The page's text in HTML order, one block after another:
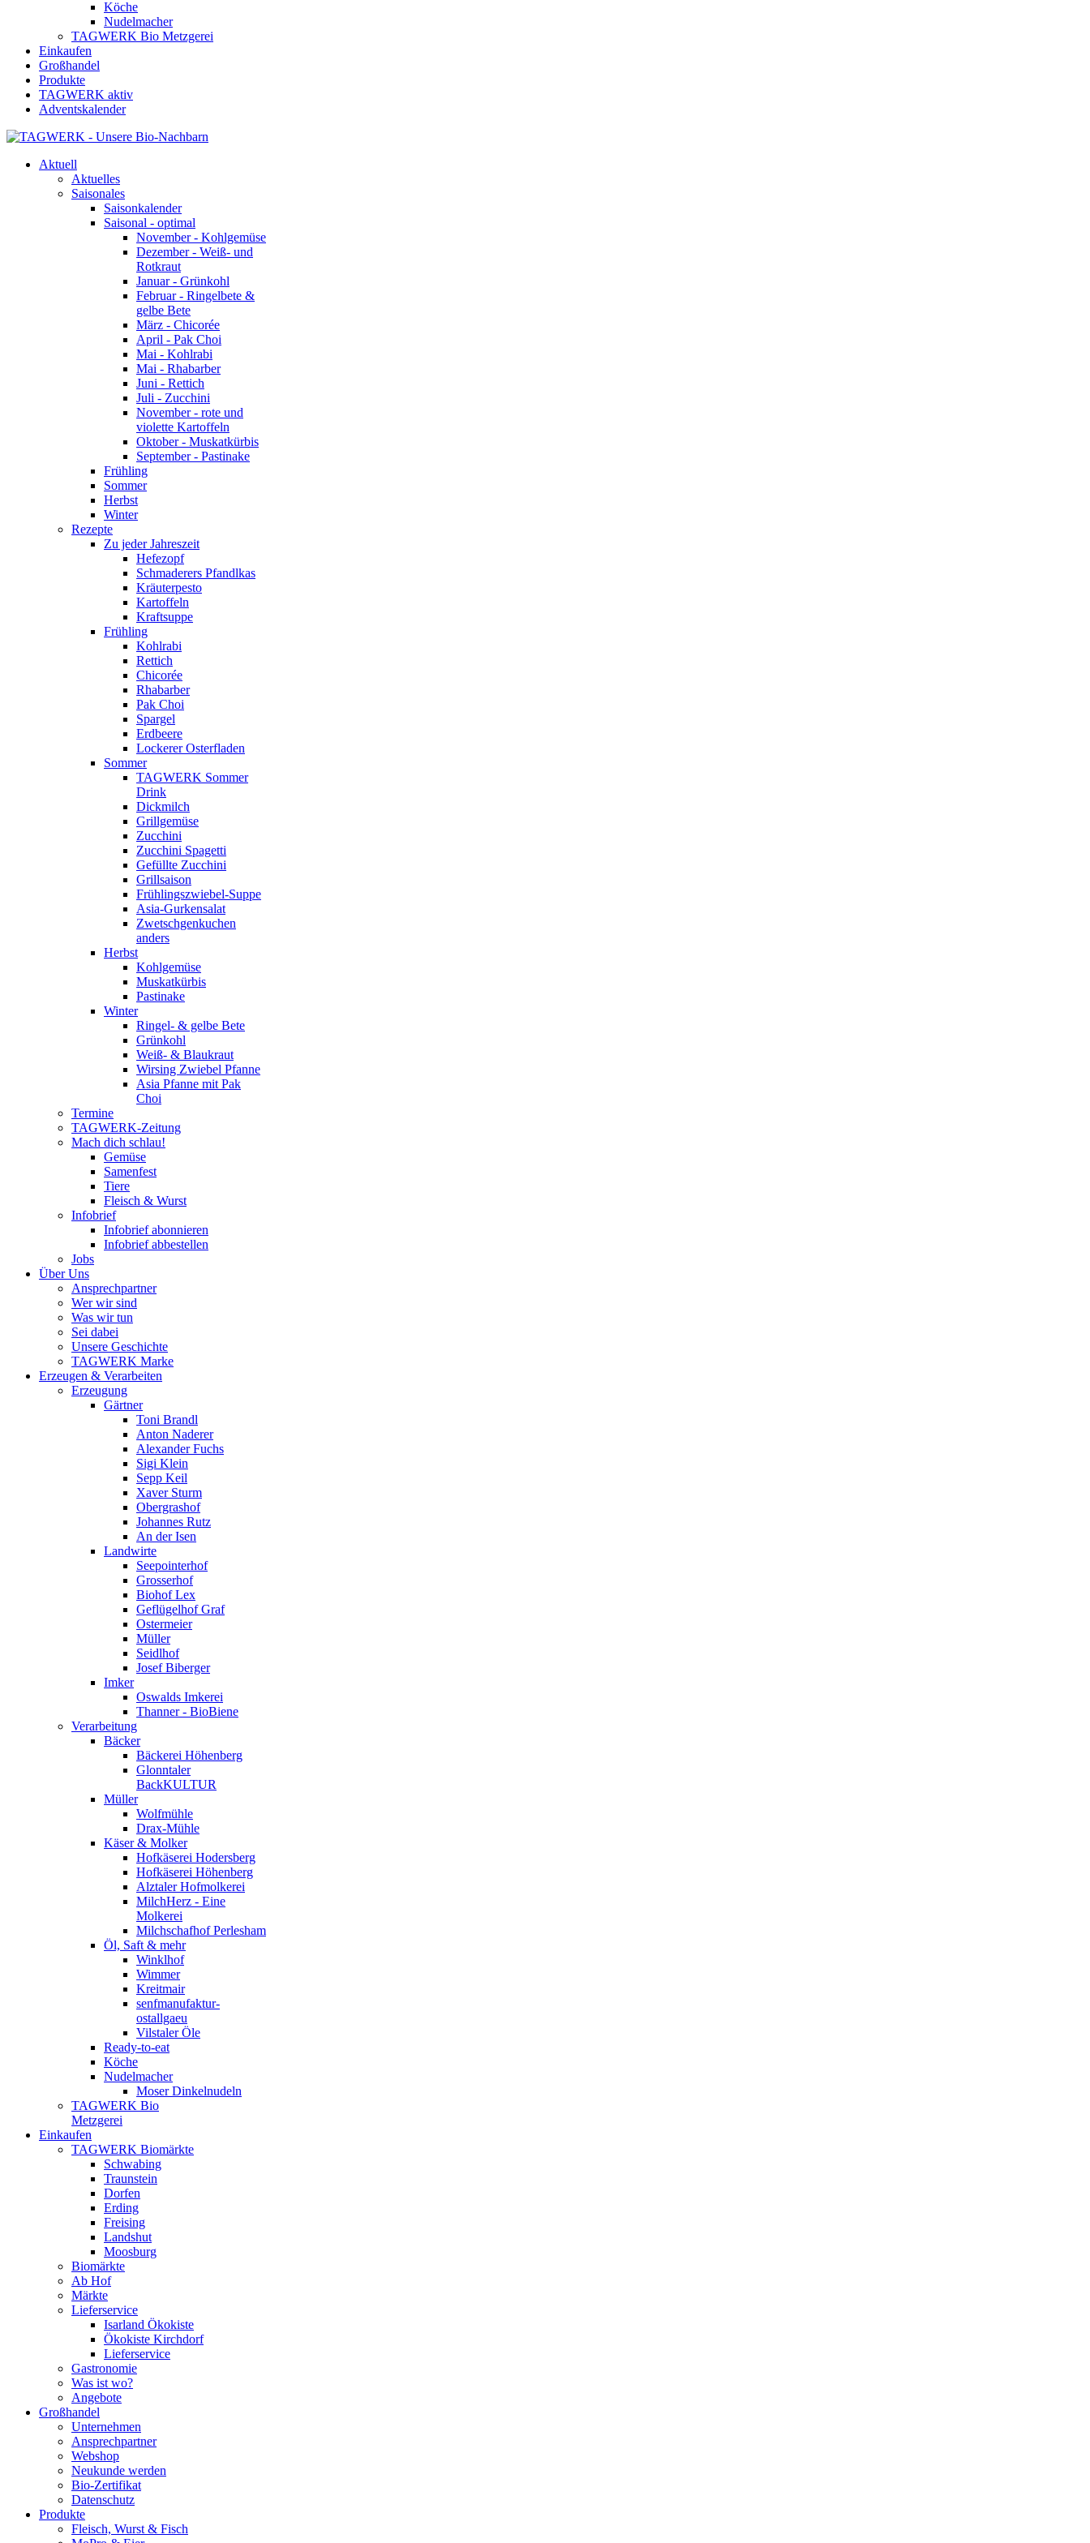
Köche
Nudelmacher
TAGWERK Bio Metzgerei
Einkaufen
Großhandel
Produkte
TAGWERK aktiv
Adventskalender
Aktuell
Aktuelles
Saisonales
Saisonkalender
Saisonal - optimal
November - Kohlgemüse
Dezember - Weiß- und
Rotkraut
Januar - Grünkohl
Februar - Ringelbete &
gelbe Bete
März - Chicorée
April - Pak Choi
Mai - Kohlrabi
Mai - Rhabarber
Juni - Rettich
Juli - Zucchini
November - rote und
violette Kartoffeln
Oktober - Muskatkürbis
September - Pastinake
Frühling
Sommer
Herbst
Winter
Rezepte
Zu jeder Jahreszeit
Hefezopf
Schmaderers Pfandlkas
Kräuterpesto
Kartoffeln
Kraftsuppe
Frühling
Kohlrabi
Rettich
Chicorée
Rhabarber
Pak Choi
Spargel
Erdbeere
Lockerer Osterfladen
Sommer
TAGWERK Sommer
Drink
Dickmilch
Grillgemüse
Zucchini
Zucchini Spagetti
Gefüllte Zucchini
Grillsaison
Frühlingszwiebel-Suppe
Asia-Gurkensalat
Zwetschgenkuchen
anders
Herbst
Kohlgemüse
Muskatkürbis
Pastinake
Winter
Ringel- & gelbe Bete
Grünkohl
Weiß- & Blaukraut
Wirsing Zwiebel Pfanne
Asia Pfanne mit Pak
Choi
Termine
TAGWERK-Zeitung
Mach dich schlau!
Gemüse
Samenfest
Tiere
Fleisch & Wurst
Infobrief
Infobrief abonnieren
Infobrief abbestellen
Jobs
Über Uns
Ansprechpartner
Wer wir sind
Was wir tun
Sei dabei
Unsere Geschichte
TAGWERK Marke
Erzeugen & Verarbeiten
Erzeugung
Gärtner
Toni Brandl
Anton Naderer
Alexander Fuchs
Sigi Klein
Sepp Keil
Xaver Sturm
Obergrashof
Johannes Rutz
An der Isen
Landwirte
Seepointerhof
Grosserhof
Biohof Lex
Geflügelhof Graf
Ostermeier
Müller
Seidlhof
Josef Biberger
Imker
Oswalds Imkerei
Thanner - BioBiene
Verarbeitung
Bäcker
Bäckerei Höhenberg
Glonntaler
BackKULTUR
Müller
Wolfmühle
Drax-Mühle
Käser & Molker
Hofkäserei Hodersberg
Hofkäserei Höhenberg
Alztaler Hofmolkerei
MilchHerz - Eine
Molkerei
Milchschafhof Perlesham
Öl, Saft & mehr
Winklhof
Wimmer
Kreitmair
senfmanufaktur-
ostallgaeu
Vilstaler Öle
Ready-to-eat
Köche
Nudelmacher
Moser Dinkelnudeln
TAGWERK Bio
Metzgerei
Einkaufen
TAGWERK Biomärkte
Schwabing
Traunstein
Dorfen
Erding
Freising
Landshut
Moosburg
Biomärkte
Ab Hof
Märkte
Lieferservice
Isarland Ökokiste
Ökokiste Kirchdorf
Lieferservice
Gastronomie
Was ist wo?
Angebote
Großhandel
Unternehmen
Ansprechpartner
Webshop
Neukunde werden
Bio-Zertifikat
Datenschutz
Produkte
Fleisch, Wurst & Fisch